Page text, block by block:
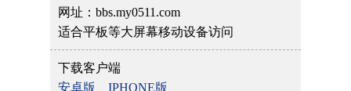
网址：bbs.my0511.com
适合平板等大屏幕移动设备访问
下载客户端
安卓版
IPHONE版